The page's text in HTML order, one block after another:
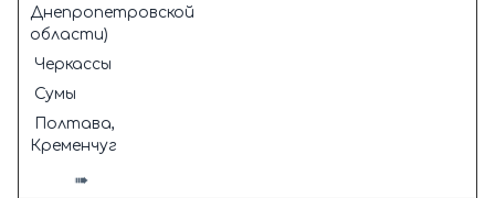
Днепропетровской
области)
Черкассы
Сумы
Полтава,
Кременчуг
➠